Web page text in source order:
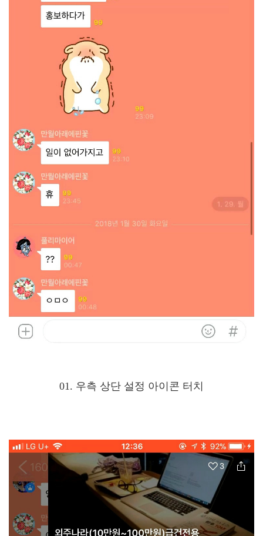
01. 우측 상단 설정 아이콘 터치